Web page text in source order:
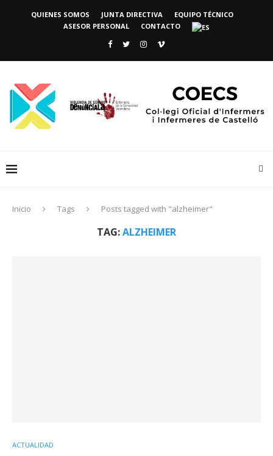
QUIENES SOMOS JUNTA DIRECTIVA
EQUIPO TÉCNICO
ASESOR PERSONAL
CONTACTO
Inicio Tags Posts tagged with "alzheimer"
TAG:ALZHEIMER
ACTUALIDAD